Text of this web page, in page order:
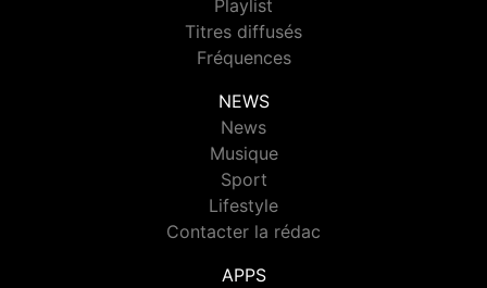
Playlist
Titres diffusés
Fréquences
NEWS
News
Musique
Sport
Lifestyle
Contacter la rédac
APPS